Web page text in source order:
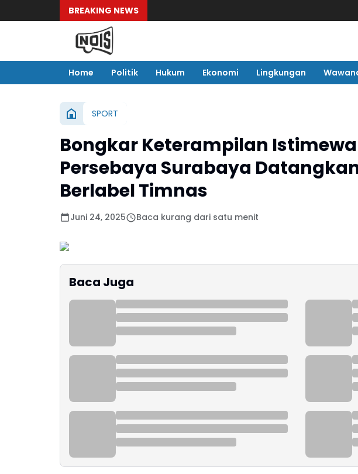
BREAKING NEWS
Home Politik Hukum Ekonomi Lingkungan
SPORT
Bongkar Keterampilan
Persebaya Surabaya
Berlabel Timnas
Juni 24, 2025 Baca kurang dari satu menit
Baca Juga